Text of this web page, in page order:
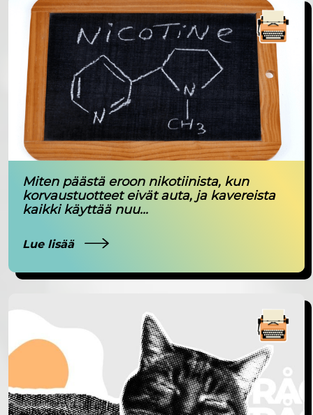
Miten päästä eroon nikotiinista, kun
korvaustuotteet eivät auta, ja kavereista
kaikki käyttää nuu...
Lue lisää